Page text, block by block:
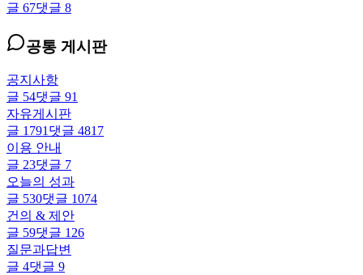
글 67댓글 8
공통 게시판
공지사항
글 54댓글 91
자유게시판
글 1791댓글 4817
이용 안내
글 23댓글 7
오늘의 성과
글 530댓글 1074
건의 & 제안
글 59댓글 126
질문과답변
글 4댓글 9